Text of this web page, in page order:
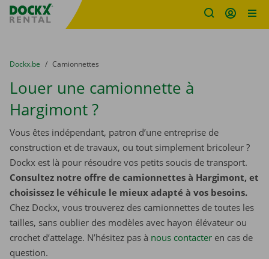
sitename
You are here:
du
Dockx.be to
Camionnettes
Louer une camionnette à
Hargimont ?
Vous êtes indépendant, patron d’une entreprise de
construction et de travaux, ou tout simplement bricoleur ?
Dockx est là pour résoudre vos petits soucis de transport.
Consultez notre offre de camionnettes à Hargimont, et
choisissez le véhicule le mieux adapté à vos besoins.
Chez Dockx, vous trouverez des camionnettes de toutes les
tailles, sans oublier des modèles avec hayon élévateur ou
crochet d’attelage. N’hésitez pas à nous contacter ​​​​​​​ en cas de
question.